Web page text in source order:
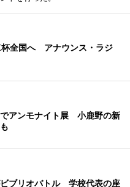
杯全国へ アナウンス・ラジ
アンモナイト展 小鹿野の新
ブリオバトル 学校代表の座